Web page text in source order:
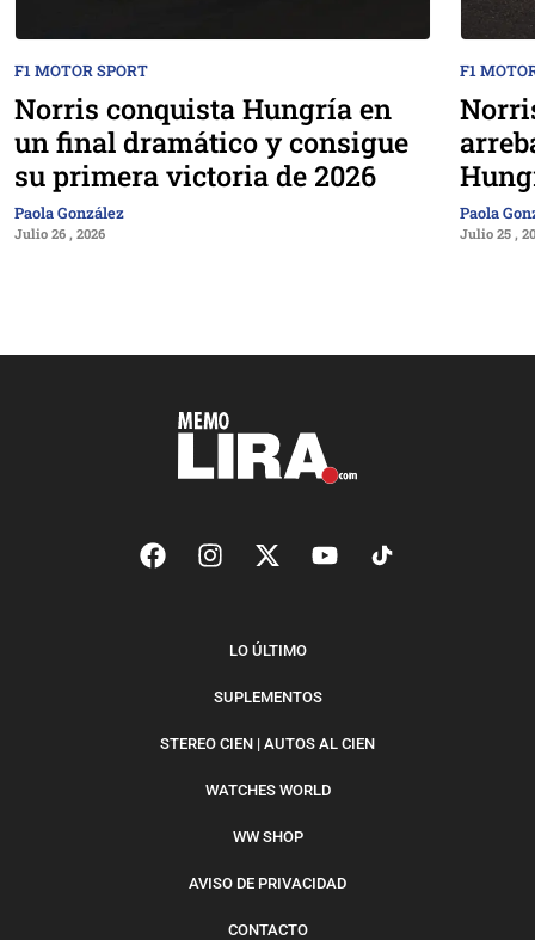
F1 MOTOR SPORT
Norris conquista Hungría en
un final dramático y consigue
su primera victoria de 2026
Paola González
Julio 26 , 2026
F1
Paola
Julio 25 ,
LO ÚLTIMO
SUPLEMENTOS
STEREO CIEN | AUTOS AL CIEN
WATCHES WORLD
WW SHOP
AVISO DE PRIVACIDAD
CONTACTO